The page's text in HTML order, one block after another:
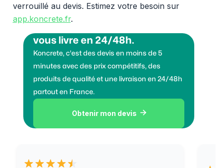
verrouillé au devis. Estimez votre besoin sur
app.koncrete.fr.
vous livre en 24/48h.
Koncrete, c'est des devis en moins de 5
minutes avec des prix compétitifs, des
produits de qualité et une livraison en 24/48h
partout en France.
Obtenir mon devis 